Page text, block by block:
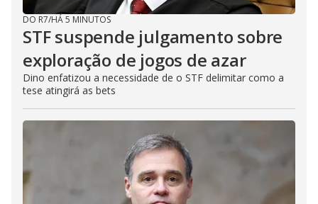
DO R7/HÁ 5 MINUTOS
STF suspende julgamento sobre
exploração de jogos de azar
Dino enfatizou a necessidade de o STF delimitar como a
tese atingirá as bets